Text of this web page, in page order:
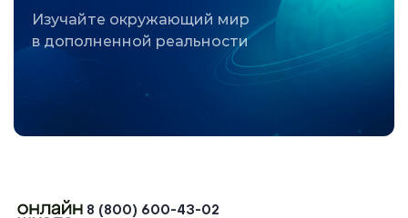
Изучайте окружающий мир
в дополненной реальности
8 (800) 600-43-02